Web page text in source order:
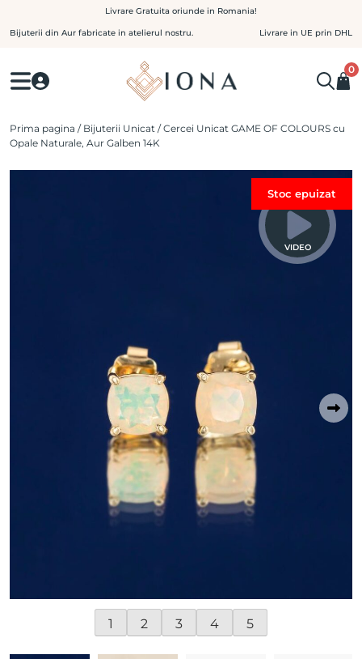
to
Livrare Gratuita oriunde in Romania!
Bijuterii din Aur fabricate in atelierul nostru. Livrare in UE prin DHL
0
Prima pagina / Bijuterii Unicat / Cercei Unicat GAME OF COLOURS cu
Opale Naturale, Aur Galben 14K
Stoc epuizat
1 2 3 4 5
VIDEO